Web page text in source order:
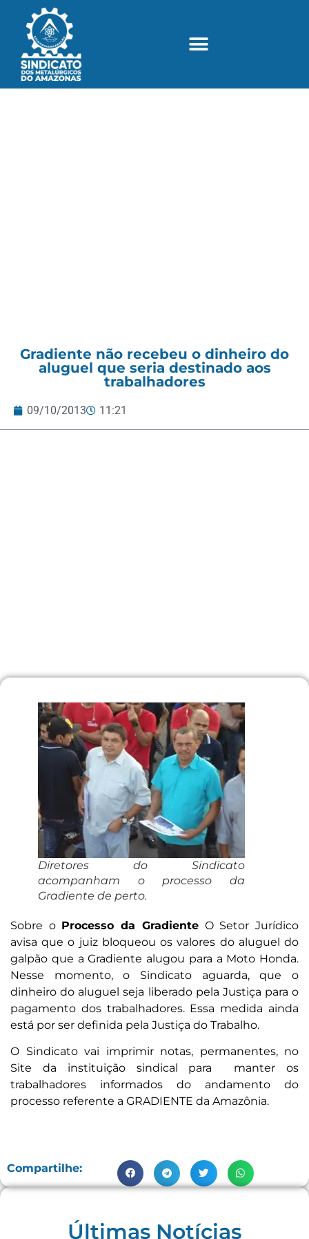
Gradiente não recebeu o dinheiro do
aluguel que seria destinado aos
trabalhadores
09/10/2013 11:21
Diretores do Sindicato
acompanham o processo da
Gradiente de perto.
Sobre o Processo da GradienteO Setor Jurídico
avisa que o juiz bloqueou os valores do aluguel do
galpão que a Gradiente alugou para a Moto Honda.
Nesse momento, o Sindicato aguarda, que o
dinheiro do aluguel seja liberado pela Justiça para o
pagamento dos trabalhadores. Essa medida ainda
está por ser definida pela Justiça do Trabalho.
O Sindicato vai imprimir notas, permanentes, no
Site da instituição sindical para manter os
trabalhadores informados do andamento do
processo referente a GRADIENTE da Amazônia.
Compartilhe:
Últimas Notícias